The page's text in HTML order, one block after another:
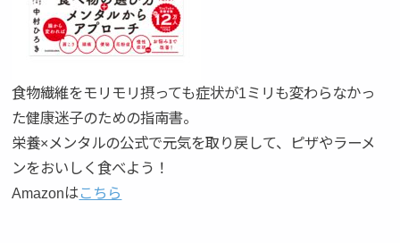
食物繊維をモリモリ摂っても症状が1ミリも変わらなかっ
た健康迷子のための指南書。
栄養×メンタルの公式で元気を取り戻して、ピザやラーメ
ンをおいしく食べよう！
Amazonはこちら